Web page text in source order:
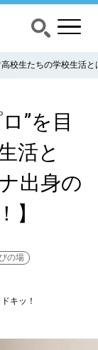
高校生たちの学校生活
”を目
活と
出身の
】
の場
キッ！